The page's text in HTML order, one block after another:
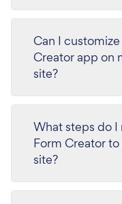
Can I
Creator app on
site?
What steps do
Form Creator
site?